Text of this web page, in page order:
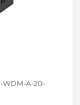
WDM-A-20-